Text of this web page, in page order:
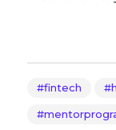
fintech